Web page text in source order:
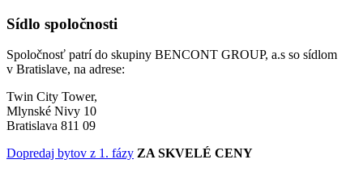
Sídlo spoločnosti
Spoločnosť patrí do skupiny BENCONT GROUP, a.s so sídlom
v Bratislave, na adrese:
Twin City Tower,
Mlynské Nivy 10
Bratislava 811 09
Dopredaj bytov z 1. fázy ZA SKVELÉ CENY